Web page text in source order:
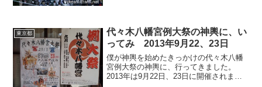
加する予定です。...
東京都
代々木八幡宮例大祭の神輿に、い
ってみ 2013年9月22、23日
僕が神輿を始めたきっかけの代々木八幡
宮例大祭の神輿に、行ってきました。
2013年は9月22日、23日に開催されまし